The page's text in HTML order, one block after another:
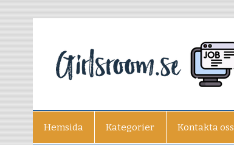
Hemsida Kategorier Kontakta oss